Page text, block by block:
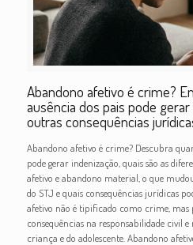
Abandono afetivo é crime?
ausência dos pais pode
outras consequências
Abandono afetivo é crime? Descubra
pode gerar indenização, quais são as
afetivo e abandono material, o que
do STJ e quais consequências jurídicas
afetivo não é tipificado como crime, mas
consequências na responsabilidade civil
criança e do adolescente. Abandono